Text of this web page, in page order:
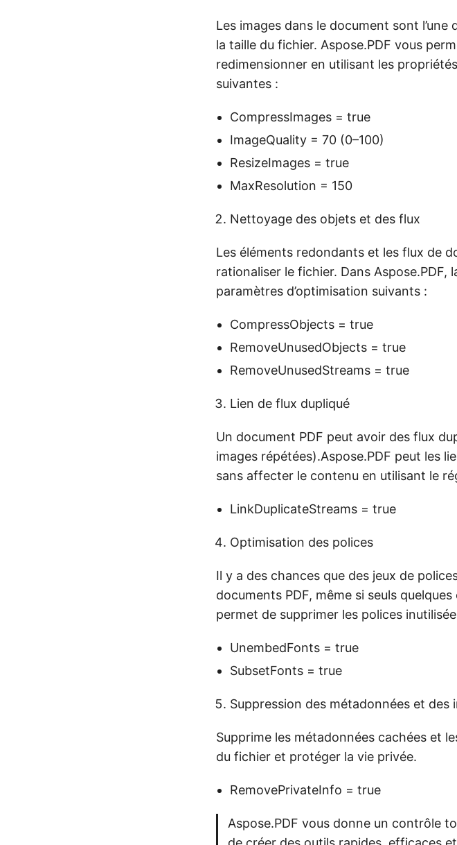
Les images dans le document sont
la taille du fichier. Aspose.PDF vous
redimensionner en utilisant les
suivantes :
CompressImages = true
ImageQuality = 70 (0–100)
ResizeImages = true
MaxResolution = 150
Nettoyage des objets et des flux
Les éléments redondants et les flux de
rationaliser le fichier. Dans
paramètres d’optimisation suivants :
CompressObjects = true
RemoveUnusedObjects = true
RemoveUnusedStreams = true
Lien de flux dupliqué
Un document PDF peut avoir des flux
images répétées).Aspose.PDF peut les
sans affecter le contenu en utilisant le
LinkDuplicateStreams = true
Optimisation des polices
Il y a des chances que des jeux de
documents PDF, même si seuls
permet de supprimer les polices
UnembedFonts = true
SubsetFonts = true
Suppression des métadonnées et
Supprime les métadonnées cachées et
du fichier et protéger la vie privée.
RemovePrivateInfo = true
Aspose.PDF vous donne un contrôle